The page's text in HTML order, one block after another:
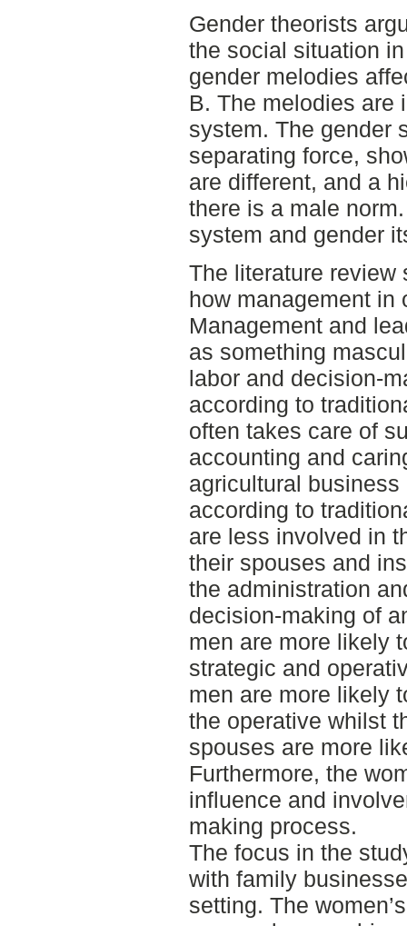
Gender theorists
the social situation
gender melodies
B. The melodies are
system. The gender
separating force,
are different, and a
there is a male
system and gender
The literature review
how management in
Management and
as something
labor and decision-
according to
often takes care of
accounting and
agricultural
according to
are less involved in
their spouses and
the administration
decision-making of
men are more likely
strategic and
men are more likely
the operative whilst
spouses are more
Furthermore, the
influence and
making process.
The focus in the
with family
setting. The